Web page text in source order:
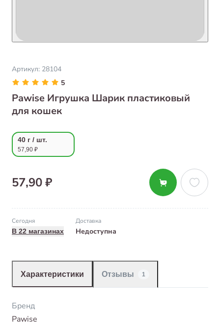
Артикул: 28104
5
Pawise Игрушка Шарик пластиковый
для кошек
40 г / шт.
57,90 ₽
57,90 ₽
Сегодня
В 22 магазинах
Доставка
Недоступна
Характеристики Отзывы 1
Бренд
Pawise